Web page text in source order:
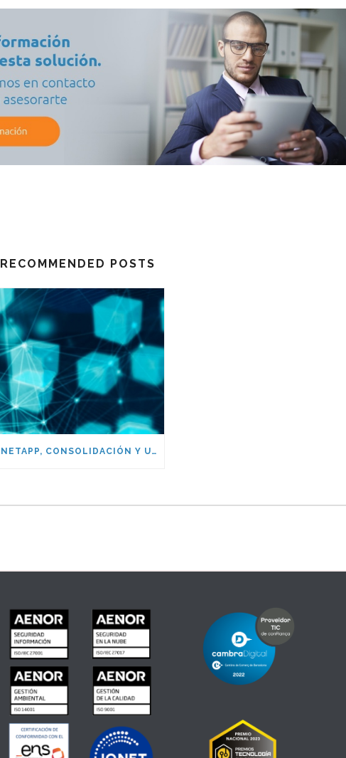
RECOMMENDED POSTS
NETAPP, CONSOLIDACIÓN Y UNIFICACIÓN DEL ALMACENAMIENTO